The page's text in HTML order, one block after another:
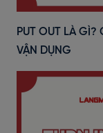
PUT OUT LÀ GÌ?
VẬN DỤNG